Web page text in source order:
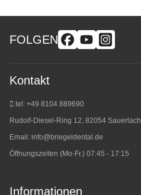
FOLGEN
Kontakt
tel: +49 8104 889690
Rudolf-Diesel-Ring 12, 82054 Sauerlach
Email: info@briegeldental.de
Öffnungszeiten (Mo-Fr.) 07:45 - 17:15
Informationen